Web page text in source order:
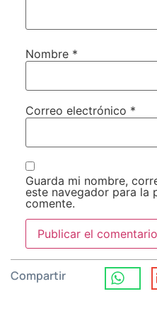
Nombre *
Correo electrónico *
Guarda mi nombre,
este navegador para la
comente.
Compartir